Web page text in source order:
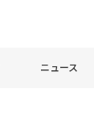
ニュース